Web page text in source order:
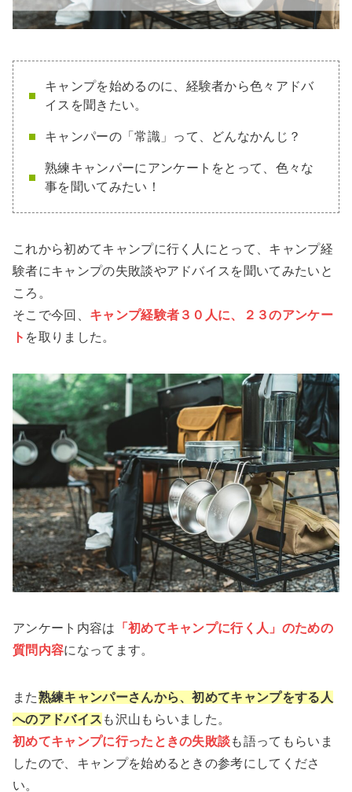
キャンプを始めるのに、経験者から色々アドバ
イスを聞きたい。
キャンパーの「常識」って、どんなかんじ？
熟練キャンパーにアンケートをとって、色々な
事を聞いてみたい！
これから初めてキャンプに行く人にとって、キャンプ経
験者にキャンプの失敗談やアドバイスを聞いてみたいと
ころ。
そこで今回、 キャンプ経験者３０人に、２３のアンケー
ト を取りました。
アンケート内容は 「初めてキャンプに行く人」のための
質問内容になってます。
また熟練キャンパーさんから、初めてキャンプをする人
へのアドバイス も沢山もらいました。
初めてキャンプに行ったときの失敗談も語ってもらいま
したので、キャンプを始めるときの参考にしてくださ
い。